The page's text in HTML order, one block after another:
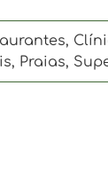
Praias,